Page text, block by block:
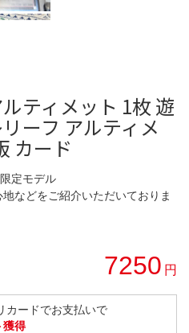
ティメット 1枚 遊
ーフ アルティメ
カード
定モデル
などをご紹介いただいておりま
7250 円
カードでお支払いで
獲得